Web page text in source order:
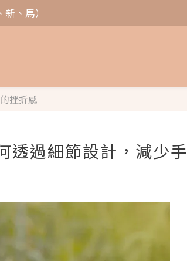
、馬）
挫折感
透過細節設計，減少